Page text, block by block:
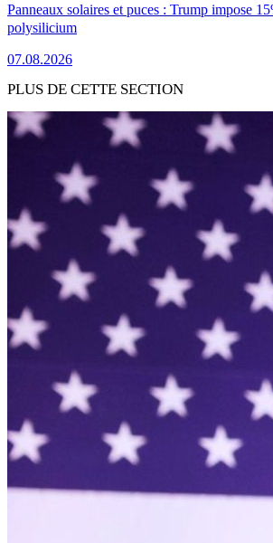
Panneaux solaires et puces : Trump impose
polysilicium
07.08.2026
PLUS DE CETTE SECTION